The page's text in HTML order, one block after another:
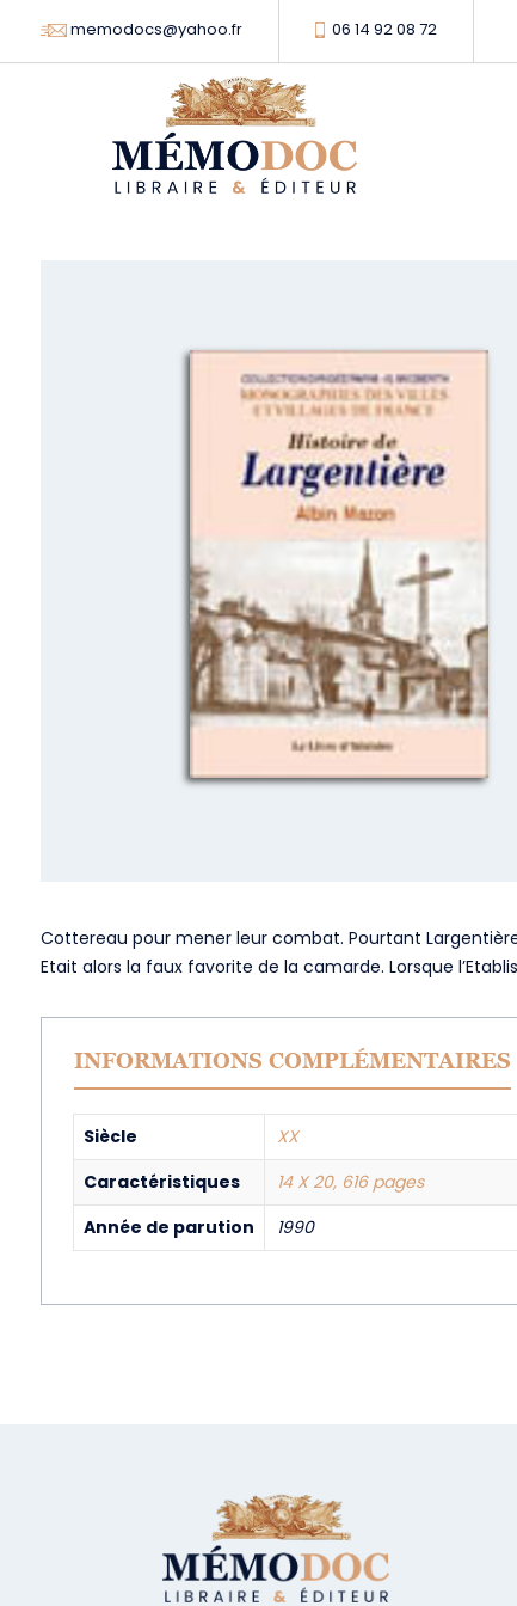
memodocs@yahoo.fr 06 14 92 08 72
Cottereau pour mener leur combat. Pourtant
Etait alors la faux favorite de la camarde. Lorsque
INFORMATIONS COMPLÉMENTAIRES
Siècle
XX
Caractéristiques
14 X 20, 616 pages
Année de parution
1990